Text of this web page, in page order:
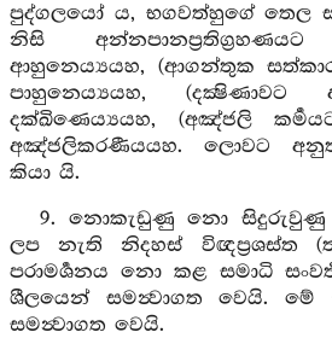
පුද්ගලයෝ ය, භගවත්හුගේ තෙල
නිසි
ආහුනෙය්‍යයහ, (ආගන්තුක
පාහුනෙය්‍යයහ,
දක්ඛිණෙය්‍යයහ, (අඤ්ජලි
අඤ්ජලිකරණීයයහ. ලොවට
කියා යි.
9. නොකැඩුණු නො සිදුරුවුණු
ලප නැති නිදහස් විඥප්‍රශස්ත
පරාමර්‍ශනය නො කළ සමාධි
ශීලයෙන් සමන්‍වාගත වෙයි.
සමන්‍වාගත වෙයි.